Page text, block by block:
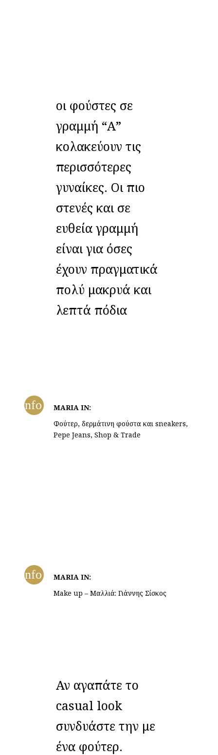
οι φούστες σε
γραμμή “Α”
κολακεύουν τις
περισσότερες
γυναίκες. Οι πιο
στενές και σε
ευθεία γραμμή
είναι για όσες
έχουν πραγματικά
πολύ μακρυά και
λεπτά πόδια
info
MARIA IN:
Φούτερ, δερμάτινη φούστα και sneakers,
Pepe Jeans, Shop & Trade
info
MARIA IN:
Make up – Μαλλιά: Γιάννης Σίσκος
Αν αγαπάτε το
casual look
συνδυάστε την με
ένα φούτερ.